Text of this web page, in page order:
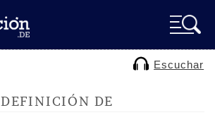
Escuchar
DEFINICIÓN DE